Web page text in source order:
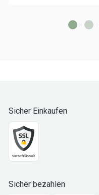
Sicher Einkaufen
Sicher bezahlen